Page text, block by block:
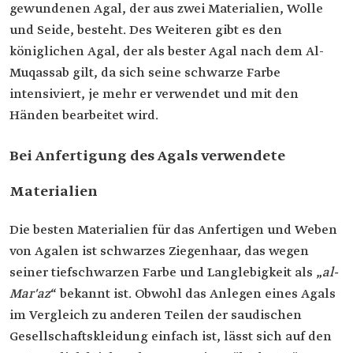
gewundenen Agal, der aus zwei Materialien, Wolle
und Seide, besteht. Des Weiteren gibt es den
königlichen Agal, der als bester Agal nach dem Al-
Muqassab gilt, da sich seine schwarze Farbe
intensiviert, je mehr er verwendet und mit den
Händen bearbeitet wird.
Bei Anfertigung des Agals verwendete
Materialien
Die besten Materialien für das Anfertigen und Weben
von Agalen ist schwarzes Ziegenhaar, das wegen
seiner tiefschwarzen Farbe und Langlebigkeit als „al-
Mar'az“ bekannt ist. Obwohl das Anlegen eines Agals
im Vergleich zu anderen Teilen der saudischen
Gesellschaftskleidung einfach ist, lässt sich auf den